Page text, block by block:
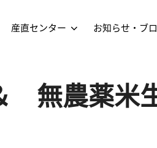
産直センター お知らせ・ブ
無農薬米